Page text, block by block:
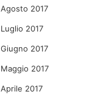
Agosto 2017
Luglio 2017
Giugno 2017
Maggio 2017
Aprile 2017